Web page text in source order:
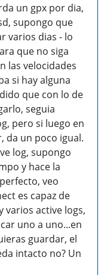
un gpx por dia,
supongo que
varios dias - lo
que no siga
las velocidades
si hay alguna
que con lo de
seguia
pero si luego en
da un poco igual.
log, supongo
y hace la
veo
es capaz de
varios active logs,
uno a uno...en
guardar, el
intacto no? Un